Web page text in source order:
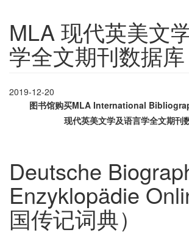
MLA 现代英美文
学全文期刊数据库
2019-12-20
图书馆购买MLA International
现代英美文学及语言学全文期刊
Deutsche
Enzyklopädie
国传记词典）